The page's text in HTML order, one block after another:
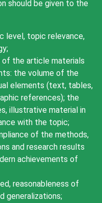
should be given to the
level, topic relevance,
the article materials
the volume of the
elements (text, tables,
references); the
illustrative material in
with the topic;
of the methods,
and research results
achievements of
reasonableness of
generalizations;